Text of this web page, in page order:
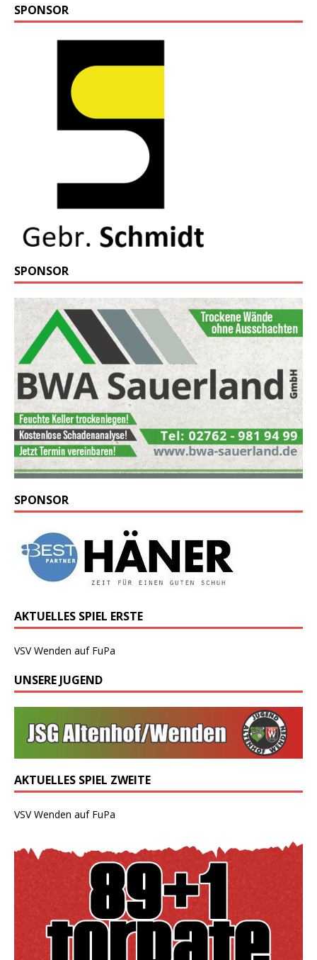
SPONSOR
SPONSOR
SPONSOR
AKTUELLES SPIEL ERSTE
VSV Wenden auf FuPa
UNSERE JUGEND
AKTUELLES SPIEL ZWEITE
VSV Wenden auf FuPa